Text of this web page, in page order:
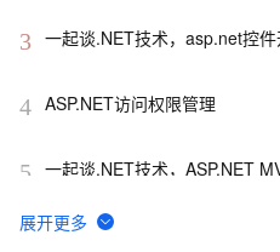
3 一起谈.NET技术，asp.net控
4 ASP.NET访问权限管理
5 一起谈.NET技术，ASP.NET
6 .NET设计模式（12）：外观模